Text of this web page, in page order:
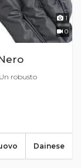
1
0
robusto
Dainese